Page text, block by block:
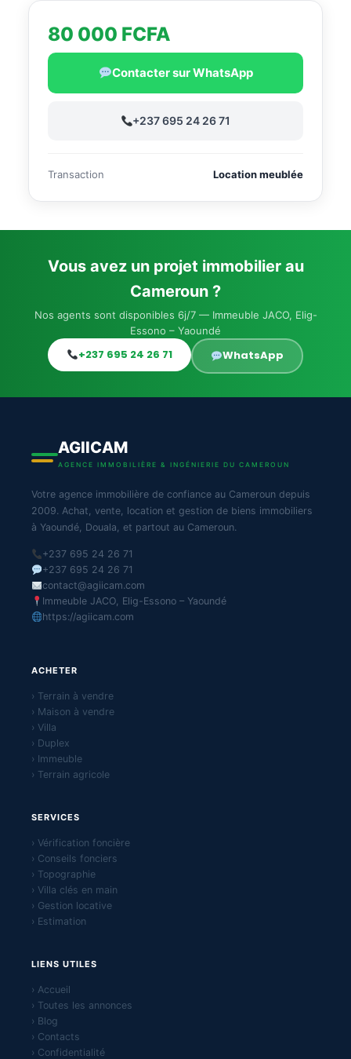
80 000 FCFA
Contacter sur WhatsApp
+237 695 24 26 71
Transaction Location meublée
Vous avez un projet immobilier au
Cameroun ?
Nos agents sont disponibles 6j/7 — Immeuble JACO, Elig-
Essono – Yaoundé
+237 695 24 26 71 WhatsApp
AGIICAM
AGENCE IMMOBILIÈRE & INGÉNIERIE DU CAMEROUN
Votre agence immobilière de confiance au Cameroun depuis
2009. Achat, vente, location et gestion de biens immobiliers
à Yaoundé, Douala, et partout au Cameroun.
+237 695 24 26 71
+237 695 24 26 71
contact@agiicam.com
Immeuble JACO, Elig-Essono – Yaoundé
https://agiicam.com
ACHETER
› Terrain à vendre
› Maison à vendre
› Villa
› Duplex
› Immeuble
› Terrain agricole
SERVICES
› Vérification foncière
› Conseils fonciers
› Topographie
› Villa clés en main
› Gestion locative
› Estimation
LIENS UTILES
› Accueil
› Toutes les annonces
› Blog
› Contacts
› Confidentialité